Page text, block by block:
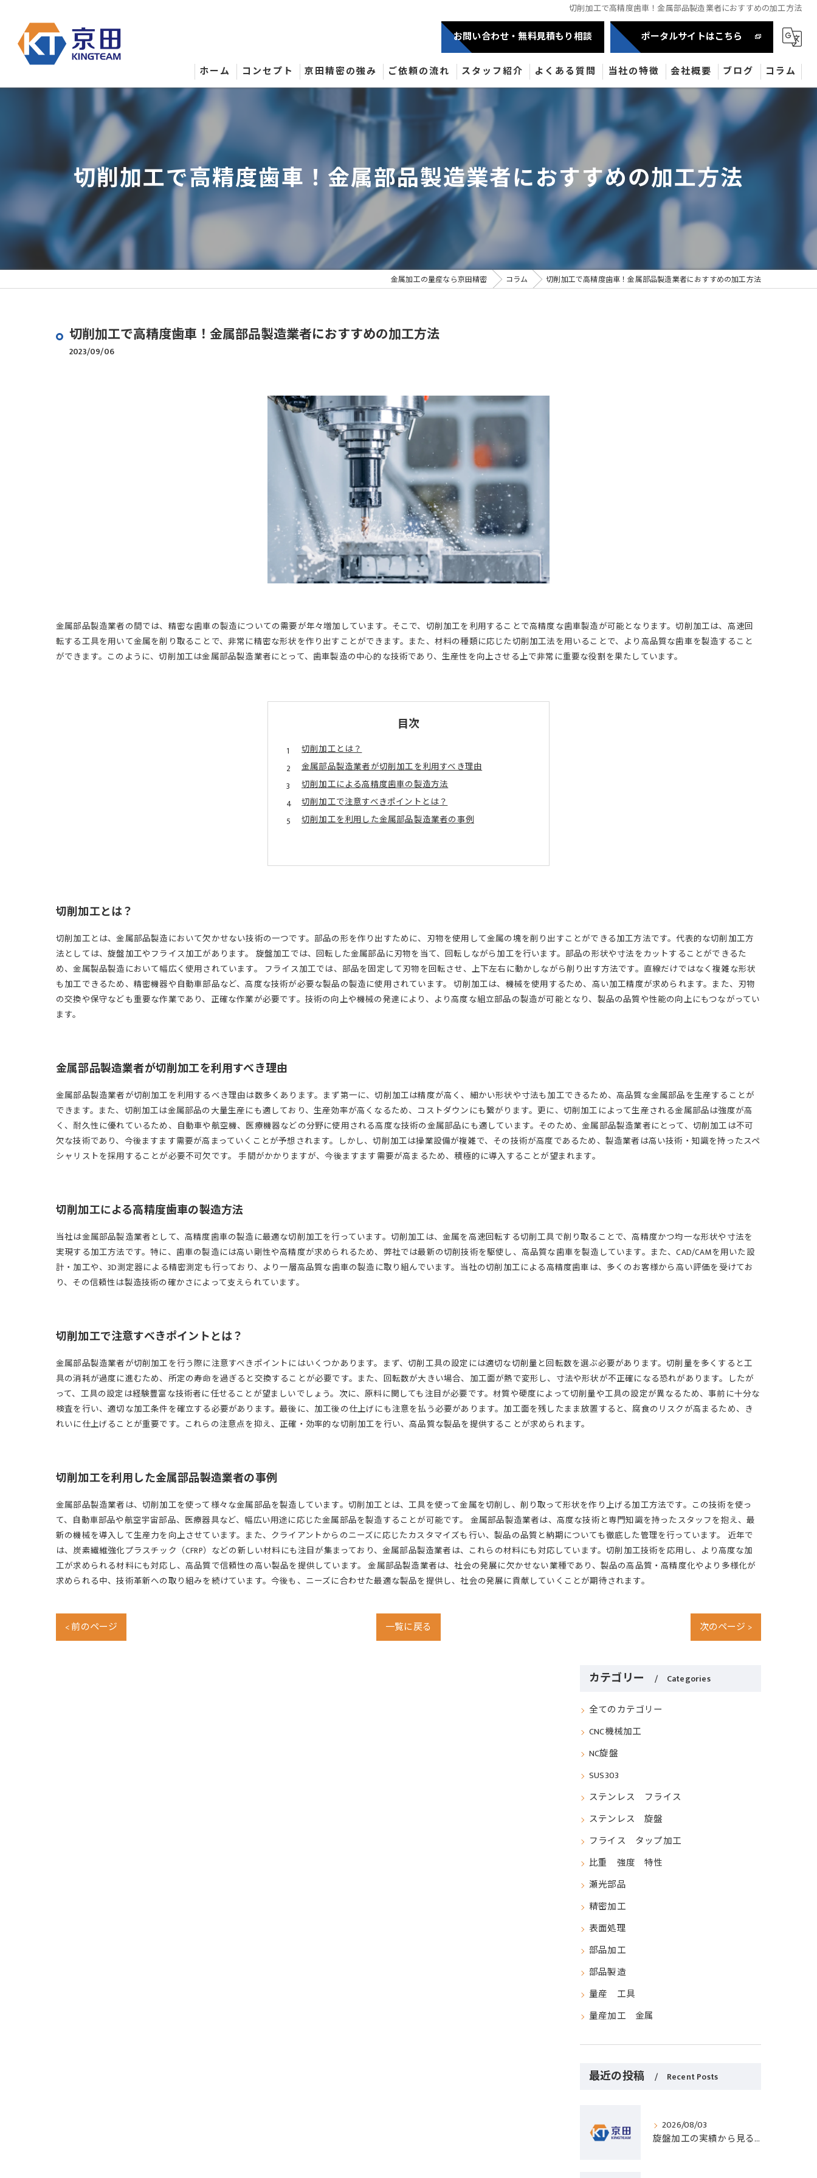
切削加工で高精度歯車！金属部品製造業者におすすめの加工方法
お問い合わせ・無料見積もり相談 ポータルサイトはこちら
ホーム コンセプト 京田精密の強み ご依頼の流れ スタッフ紹介 よくある質問 当社の特徴
半導体
産業機械部品
油圧機器
医療機器
会社概要 ブログ コラム
切削加工で高精度歯車！金属部品製造業者におすすめの加工方法
金属加工の量産なら京田精密 コラム 切削加工で高精度歯車！金属部品製造業者におすすめの加工方法
切削加工で高精度歯車！金属部品製造業者におすすめの加工方法
2023/09/06
金属部品製造業者の間では、精密な歯車の製造についての需要が年々増加しています。そこで、切削加工を利用することで高精度な歯車製造が可能となります。切削加工は、高速回
転する工具を用いて金属を削り取ることで、非常に精密な形状を作り出すことができます。また、材料の種類に応じた切削加工法を用いることで、より高品質な歯車を製造すること
ができます。このように、切削加工は金属部品製造業者にとって、歯車製造の中心的な技術であり、生産性を向上させる上で非常に重要な役割を果たしています。
目次
切削加工とは？
金属部品製造業者が切削加工を利用すべき理由
切削加工による高精度歯車の製造方法
切削加工で注意すべきポイントとは？
切削加工を利用した金属部品製造業者の事例
切削加工とは？
切削加工とは、金属部品製造において欠かせない技術の一つです。部品の形を作り出すために、刃物を使用して金属の塊を削り出すことができる加工方法です。代表的な切削加工方
法としては、旋盤加工やフライス加工があります。 旋盤加工では、回転した金属部品に刃物を当て、回転しながら加工を行います。部品の形状や寸法をカットすることができるた
め、金属製品製造において幅広く使用されています。 フライス加工では、部品を固定して刃物を回転させ、上下左右に動かしながら削り出す方法です。直線だけではなく複雑な形状
も加工できるため、精密機器や自動車部品など、高度な技術が必要な製品の製造に使用されています。 切削加工は、機械を使用するため、高い加工精度が求められます。また、刃物
の交換や保守なども重要な作業であり、正確な作業が必要です。技術の向上や機械の発達により、より高度な組立部品の製造が可能となり、製品の品質や性能の向上にもつながってい
ます。
金属部品製造業者が切削加工を利用すべき理由
金属部品製造業者が切削加工を利用するべき理由は数多くあります。まず第一に、切削加工は精度が高く、細かい形状や寸法も加工できるため、高品質な金属部品を生産することが
できます。また、切削加工は金属部品の大量生産にも適しており、生産効率が高くなるため、コストダウンにも繋がります。更に、切削加工によって生産される金属部品は強度が高
く、耐久性に優れているため、自動車や航空機、医療機器などの分野に使用される高度な技術の金属部品にも適しています。そのため、金属部品製造業者にとって、切削加工は不可
欠な技術であり、今後ますます需要が高まっていくことが予想されます。しかし、切削加工は操業設備が複雑で、その技術が高度であるため、製造業者は高い技術・知識を持ったスペ
シャリストを採用することが必要不可欠です。 手間がかかりますが、今後ますます需要が高まるため、積極的に導入することが望まれます。
切削加工による高精度歯車の製造方法
当社は金属部品製造業者として、高精度歯車の製造に最適な切削加工を行っています。切削加工は、金属を高速回転する切削工具で削り取ることで、高精度かつ均一な形状や寸法を
実現する加工方法です。特に、歯車の製造には高い剛性や高精度が求められるため、弊社では最新の切削技術を駆使し、高品質な歯車を製造しています。また、CAD/CAMを用いた設
計・加工や、3D測定器による精密測定も行っており、より一層高品質な歯車の製造に取り組んでいます。当社の切削加工による高精度歯車は、多くのお客様から高い評価を受けてお
り、その信頼性は製造技術の確かさによって支えられています。
切削加工で注意すべきポイントとは？
金属部品製造業者が切削加工を行う際に注意すべきポイントにはいくつかあります。まず、切削工具の設定には適切な切削量と回転数を選ぶ必要があります。切削量を多くすると工
具の消耗が過度に進むため、所定の寿命を過ぎると交換することが必要です。また、回転数が大きい場合、加工面が熱で変形し、寸法や形状が不正確になる恐れがあります。したが
って、工具の設定は経験豊富な技術者に任せることが望ましいでしょう。次に、原料に関しても注目が必要です。材質や硬度によって切削量や工具の設定が異なるため、事前に十分な
検査を行い、適切な加工条件を確立する必要があります。最後に、加工後の仕上げにも注意を払う必要があります。加工面を残したまま放置すると、腐食のリスクが高まるため、き
れいに仕上げることが重要です。これらの注意点を抑え、正確・効率的な切削加工を行い、高品質な製品を提供することが求められます。
切削加工を利用した金属部品製造業者の事例
金属部品製造業者は、切削加工を使って様々な金属部品を製造しています。切削加工とは、工具を使って金属を切削し、削り取って形状を作り上げる加工方法です。この技術を使っ
て、自動車部品や航空宇宙部品、医療器具など、幅広い用途に応じた金属部品を製造することが可能です。 金属部品製造業者は、高度な技術と専門知識を持ったスタッフを抱え、最
新の機械を導入して生産力を向上させています。また、クライアントからのニーズに応じたカスタマイズも行い、製品の品質と納期についても徹底した管理を行っています。 近年で
は、炭素繊維強化プラスチック（CFRP）などの新しい材料にも注目が集まっており、金属部品製造業者は、これらの材料にも対応しています。切削加工技術を応用し、より高度な加
工が求められる材料にも対応し、高品質で信頼性の高い製品を提供しています。 金属部品製造業者は、社会の発展に欠かせない業種であり、製品の高品質・高精度化やより多様化が
求められる中、技術革新への取り組みを続けています。今後も、ニーズに合わせた最適な製品を提供し、社会の発展に貢献していくことが期待されます。
< 前のページ 一覧に戻る 次のページ >
カテゴリー Categories
全てのカテゴリー
CNC機械加工
NC旋盤
SUS303
ステンレス フライス
ステンレス 旋盤
フライス タップ加工
比重 強度 特性
瀬光部品
精密加工
表面処理
部品加工
部品製造
量産 工具
量産加工 金属
最近の投稿 Recent Posts
2026/08/03
旋盤加工の実績から見る発注先選びと人材事情のポイントを詳しく解説